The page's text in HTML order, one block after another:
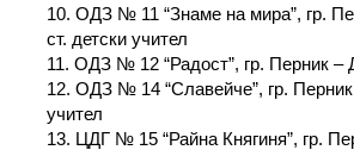
10. ОДЗ № 11 “Знаме на мира”, гр.
ст. детски учител
11. ОДЗ № 12 “Радост”, гр. Перник –
12. ОДЗ № 14 “Славейче”, гр.
учител
13. ЦДГ № 15 “Райна Княгиня”, гр.